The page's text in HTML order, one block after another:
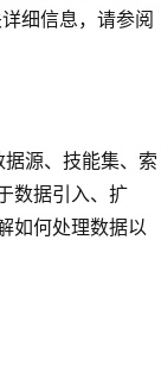
细信息，请参阅
源、技能集、索
数据引入、扩
如何处理数据以